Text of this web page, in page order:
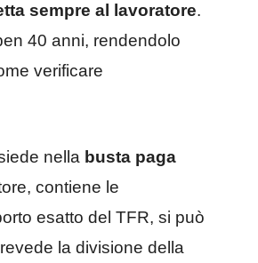
sempre al lavoratore.
40 anni, rendendolo
verificare
nella busta paga
contiene le
esatto del TFR, si può
la divisione della